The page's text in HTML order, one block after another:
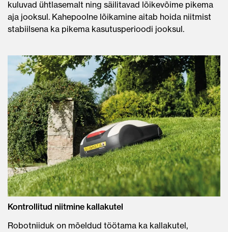
kuluvad ühtlasemalt ning säilitavad lõikevõime pikema
aja jooksul. Kahepoolne lõikamine aitab hoida niitmist
stabiilsena ka pikema kasutusperioodi jooksul.
Kontrollitud niitmine kallakutel
Robotniiduk on mõeldud töötama ka kallakutel,